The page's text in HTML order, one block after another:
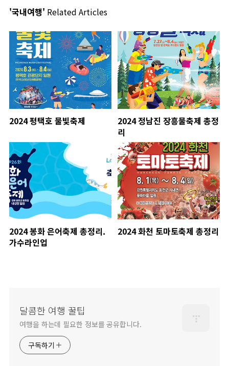
'국내여행' Related Articles
2024 평택호 물빛축제
2024 정남진 장흥물축제 총정
리
2024 봉화 은어축제 총정리.
가수라인업
2024 화천 토마토축제 총정리
달콤한 여행 꿀팁
여행을 하는데 필요한 정보를 공유합니다.
구독하기